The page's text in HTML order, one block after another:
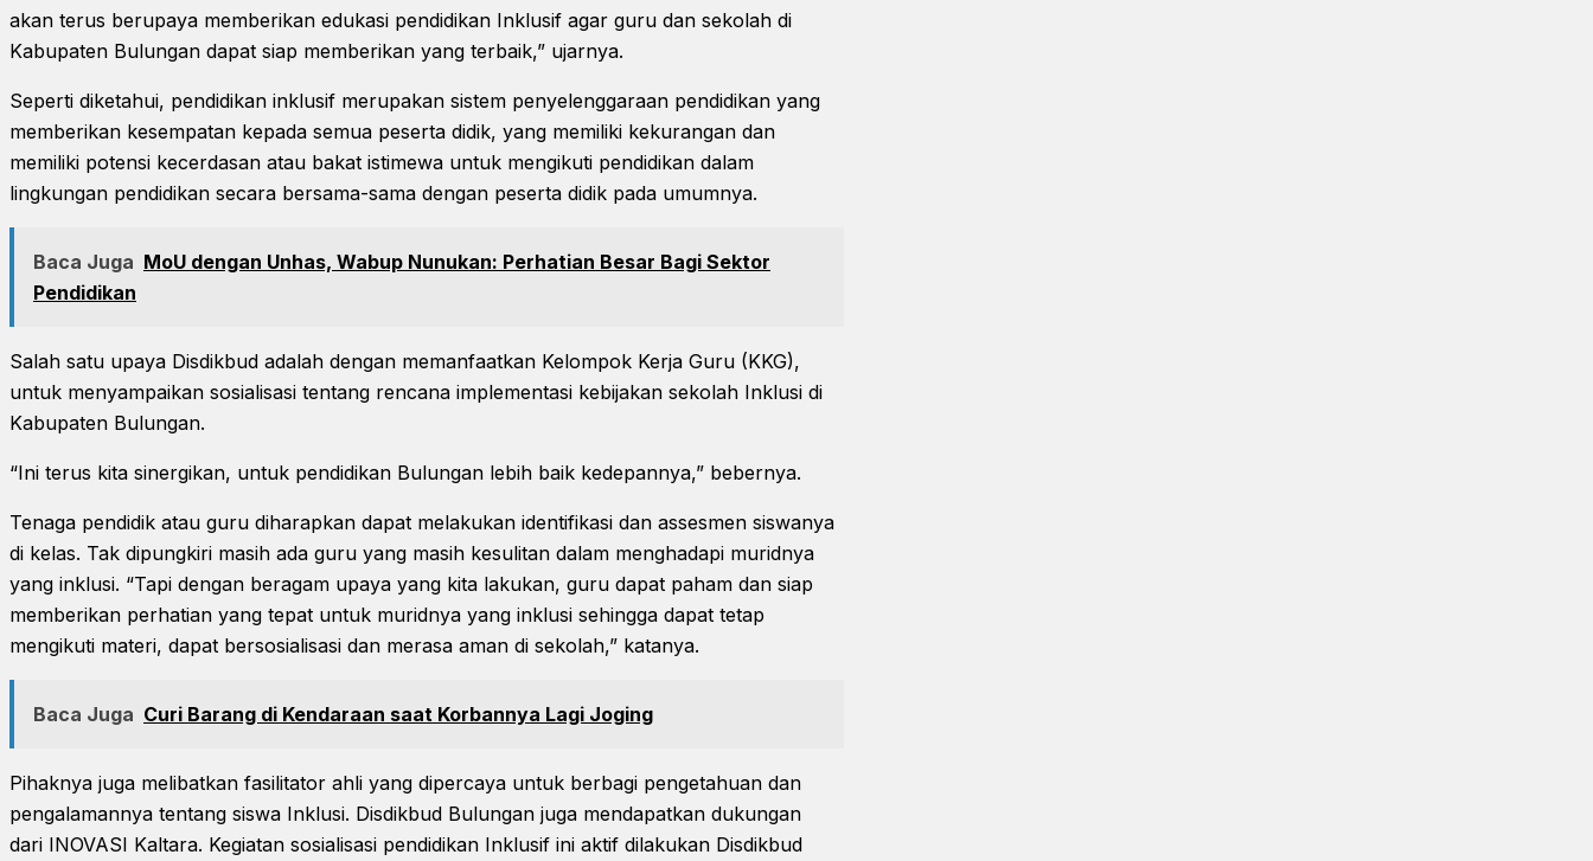
akan terus berupaya memberikan edukasi pendidikan Inklusif agar guru dan sekolah di
Kabupaten Bulungan dapat siap memberikan yang terbaik,” ujarnya.
Seperti diketahui, pendidikan inklusif merupakan sistem penyelenggaraan pendidikan yang
memberikan kesempatan kepada semua peserta didik, yang memiliki kekurangan dan
memiliki potensi kecerdasan atau bakat istimewa untuk mengikuti pendidikan dalam
lingkungan pendidikan secara bersama-sama dengan peserta didik pada umumnya.
Baca Juga MoU dengan Unhas, Wabup Nunukan: Perhatian Besar Bagi Sektor
Pendidikan
Salah satu upaya Disdikbud adalah dengan memanfaatkan Kelompok Kerja Guru (KKG),
untuk menyampaikan sosialisasi tentang rencana implementasi kebijakan sekolah Inklusi di
Kabupaten Bulungan.
“Ini terus kita sinergikan, untuk pendidikan Bulungan lebih baik kedepannya,” bebernya.
Tenaga pendidik atau guru diharapkan dapat melakukan identifikasi dan assesmen siswanya
di kelas. Tak dipungkiri masih ada guru yang masih kesulitan dalam menghadapi muridnya
yang inklusi. “Tapi dengan beragam upaya yang kita lakukan, guru dapat paham dan siap
memberikan perhatian yang tepat untuk muridnya yang inklusi sehingga dapat tetap
mengikuti materi, dapat bersosialisasi dan merasa aman di sekolah,” katanya.
Baca Juga Curi Barang di Kendaraan saat Korbannya Lagi Joging
Pihaknya juga melibatkan fasilitator ahli yang dipercaya untuk berbagi pengetahuan dan
pengalamannya tentang siswa Inklusi. Disdikbud Bulungan juga mendapatkan dukungan
dari INOVASI Kaltara. Kegiatan sosialisasi pendidikan Inklusif ini aktif dilakukan Disdikbud